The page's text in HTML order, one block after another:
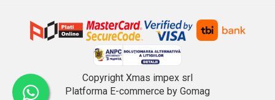
Copyright Xmas impex srl
Platforma E-commerce by Gomag